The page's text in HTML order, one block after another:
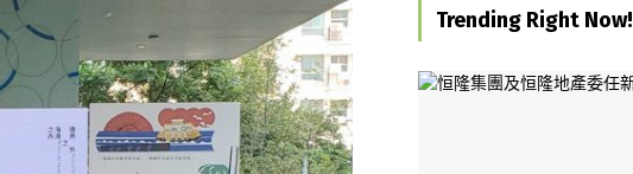
Trending Right Now!